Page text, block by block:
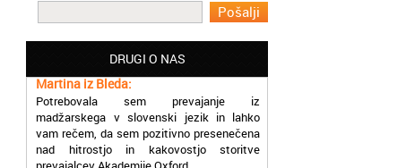
DRUGI O NAS
prevajalske storitve opravljajo hitro in
učinkoviti.
Martina iz Bleda:
Potrebovala sem prevajanje iz
madžarskega v slovenski jezik in lahko
vam rečem, da sem pozitivno presenečena
nad hitrostjo in kakovostjo storitve
prevajalcev Akademije Oxford.